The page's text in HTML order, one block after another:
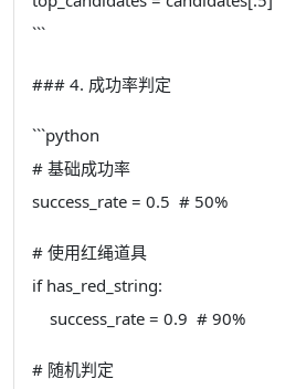
```
### 4. 成功率判定
```python
# 基础成功率
success_rate = 0.5 # 50%
# 使用红绳道具
if has_red_string:
success_rate = 0.9 # 90%
# 随机判定